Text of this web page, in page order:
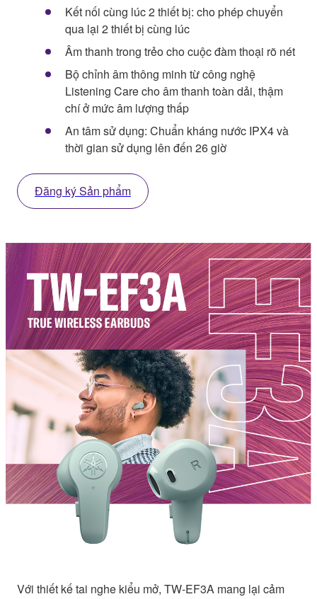
Kết nối cùng lúc 2 thiết bị: cho phép chuyển
qua lại 2 thiết bị cùng lúc
Âm thanh trong trẻo cho cuộc đàm thoại rõ nét
Bộ chỉnh âm thông minh từ công nghệ
Listening Care cho âm thanh toàn dải, thậm
chí ở mức âm lượng thấp
An tâm sử dụng: Chuẩn kháng nước IPX4 và
thời gian sử dụng lên đến 26 giờ
Đăng ký Sản phẩm
Với thiết kế tai nghe kiểu mở, TW-EF3A mang lại cảm